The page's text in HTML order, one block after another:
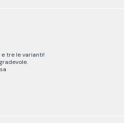
tre le varianti!